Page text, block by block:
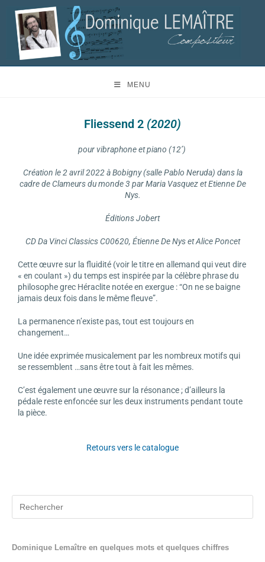
MENU
Fliessend 2 (2020)
pour vibraphone et piano (12’)
Création le 2 avril 2022 à Bobigny (salle Pablo Neruda) dans la
cadre de Clameurs du monde 3 par Maria Vasquez et Etienne De
Nys.
Éditions Jobert
CD Da Vinci Classics C00620, Étienne De Nys et Alice Poncet
Cette œuvre sur la fluidité (voir le titre en allemand qui veut dire
« en coulant ») du temps est inspirée par la célèbre phrase du
philosophe grec Héraclite notée en exergue : “On ne se baigne
jamais deux fois dans le même fleuve”.
La permanence n’existe pas, tout est toujours en
changement…
Une idée exprimée musicalement par les nombreux motifs qui
se ressemblent …sans être tout à fait les mêmes.
C’est également une œuvre sur la résonance ; d’ailleurs la
pédale reste enfoncée sur les deux instruments pendant toute
la pièce.
Retours vers le catalogue
Dominique Lemaître en quelques mots et quelques chiffres